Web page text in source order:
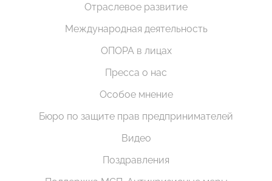
Отраслевое развитие
Международная деятельность
ОПОРА в лицах
Пресса о нас
Особое мнение
Бюро по защите прав предпринимателей
Видео
Поздравления